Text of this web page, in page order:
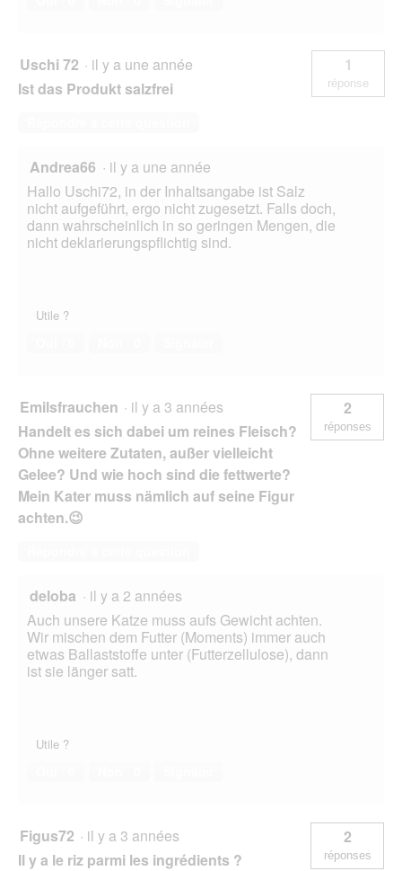
Uschi 72 · il y a une année
Ist das Produkt salzfrei
1
réponse
Andrea66 · il y a une année
Hallo Uschi72, in der Inhaltsangabe ist Salz
nicht aufgeführt, ergo nicht zugesetzt. Falls doch,
dann wahrscheinlich in so geringen Mengen, die
nicht deklarierungspflichtig sind.
Utile ?
Emilsfrauchen · il y a 3 années
Handelt es sich dabei um reines Fleisch?
Ohne weitere Zutaten, außer vielleicht
Gelee? Und wie hoch sind die fettwerte?
Mein Kater muss nämlich auf seine Figur
achten.😉
2
réponses
deloba · il y a 2 années
Auch unsere Katze muss aufs Gewicht achten.
Wir mischen dem Futter (Moments) immer auch
etwas Ballaststoffe unter (Futterzellulose), dann
ist sie länger satt.
Utile ?
Figus72 · il y a 3 années
Il y a le riz parmi les ingrédients ?
2
réponses